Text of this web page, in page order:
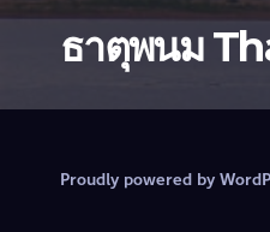
ธาตุพนม
Proudly powered by